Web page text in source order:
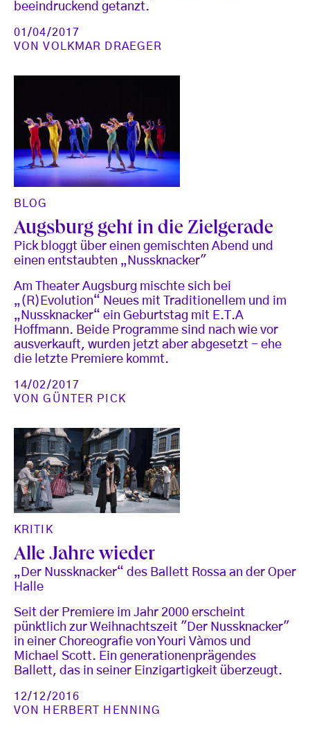
beeindruckend getanzt.
01/04/2017
VONVOLKMAR DRAEGER
BLOG
Augsburg geht in die Zielgerade
Pick bloggt über einen gemischten Abend und
einen entstaubten „Nussknacker"
Am Theater Augsburg mischte sich bei
„(R)Evolution“ Neues mit Traditionellem und im
„Nussknacker“ ein Geburtstag mit E.T.A
Hoffmann. Beide Programme sind nach wie vor
ausverkauft, wurden jetzt aber abgesetzt - ehe
die letzte Premiere kommt.
14/02/2017
VONGÜNTER PICK
KRITIK
Alle Jahre wieder
„Der Nussknacker“ des Ballett Rossa an der Oper
Halle
Seit der Premiere im Jahr 2000 erscheint
pünktlich zur Weihnachtszeit "Der Nussknacker"
in einer Choreografie von Youri Vàmos und
Michael Scott. Ein generationenprägendes
Ballett, das in seiner Einzigartigkeit überzeugt.
12/12/2016
VON
HERBERT HENNING